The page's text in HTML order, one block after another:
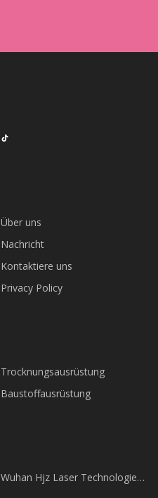
Über uns
Nachricht
Kontaktiere uns
Privacy Policy
Trocknungsausrüstung
Baustoffausrüstung
Wuhan Hjz Laser Technologie